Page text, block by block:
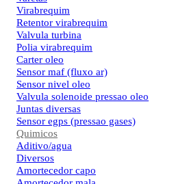
Virabrequim
Retentor virabrequim
Valvula turbina
Polia virabrequim
Carter oleo
Sensor maf (fluxo ar)
Sensor nivel oleo
Valvula solenoide pressao oleo
Juntas diversas
Sensor egps (pressao gases)
Quimicos
Aditivo/agua
Diversos
Amortecedor capo